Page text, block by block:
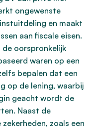
ongewenste
en maakt
aan fiscale eisen.
de oorspronkelijk
waren op een
bepalen dat een
op de lening, waarbij
geacht wordt de
Naast de
zoals een